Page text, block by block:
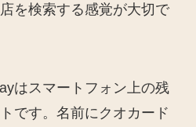
を検索する感覚が大切で
はスマートフォン上の残
です。名前にクオカード